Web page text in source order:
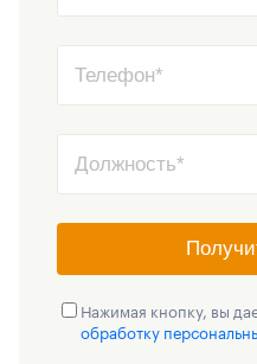
Нажимая кнопку, вы
обработку